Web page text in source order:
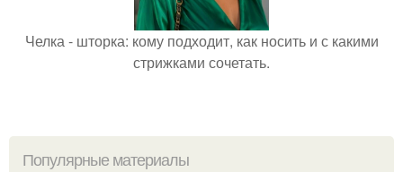
Челка - шторка: кому подходит, как носить и с какими
стрижками сочетать.
Популярные материалы